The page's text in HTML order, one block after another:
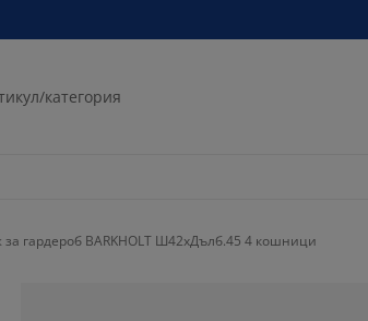
за гардероб BARKHOLT Ш42xДълб.45 4 кошници